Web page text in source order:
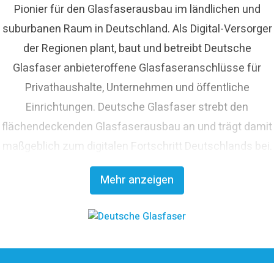
Mehr anzeigen
Pionier für den Glasfaserausbau im ländlichen und
suburbanen Raum in Deutschland. Als Digital-Versorger
der Regionen plant, baut und betreibt Deutsche
Glasfaser anbieteroffene Glasfaseranschlüsse für
Privathaushalte, Unternehmen und öffentliche
Einrichtungen. Deutsche Glasfaser strebt den
flächendeckenden Glasfaserausbau an und trägt damit
maßgeblich zum digitalen Fortschritt Deutschlands bei.
Mit innovativen Planungs- und Bauverfahren ist
Deutsche Glasfaser Spezialist für einen schnellen und
kosteneffizienten FTTH-Ausbau. Die
Unternehmensgruppe zählt zu den finanzstärksten
Anbietern im deutschen Markt und verfügt mit den